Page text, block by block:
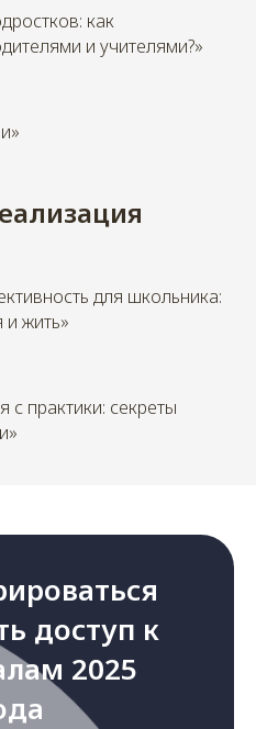
как
и учителями?»
для школьника:
и жить»
с практики: секреты
доступ к
2025